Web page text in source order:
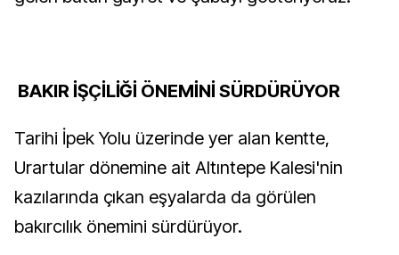
BAKIR İŞÇİLİĞİ ÖNEMİNİ SÜRDÜRÜYOR
Tarihi İpek Yolu üzerinde yer alan kentte,
Urartular dönemine ait Altıntepe Kalesi'nin
kazılarında çıkan eşyalarda da görülen
bakırcılık önemini sürdürüyor.